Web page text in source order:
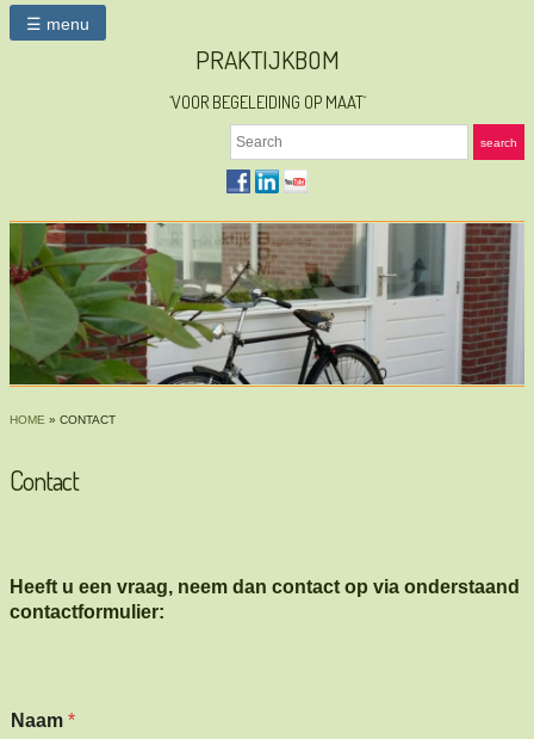
☰ menu
PRAKTIJKBOM
`VOOR BEGELEIDING OP MAAT´
Search search
HOME » CONTACT
Contact
Heeft u een vraag, neem dan contact op via onderstaand
contactformulier:
Naam *